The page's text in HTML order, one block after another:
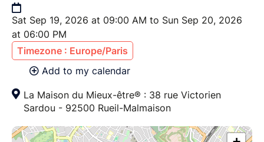
Sat Sep 19, 2026 at 09:00 AM to Sun Sep 20, 2026
at 06:00 PM
Timezone : Europe/Paris
Add to my calendar
​La Maison du Mieux-être® : 38 rue Victorien
Sardou - 92500 Rueil-Malmaison